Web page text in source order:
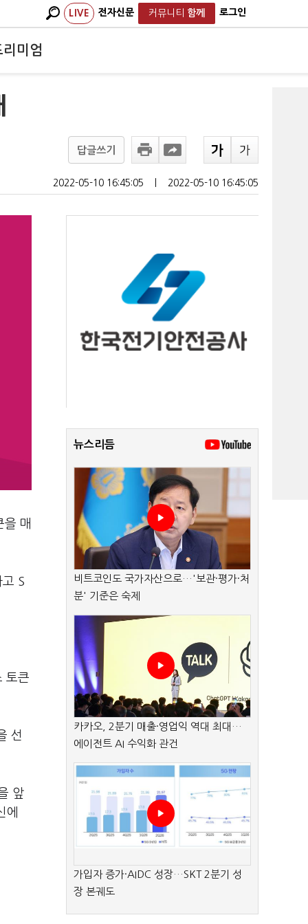
LIVE 전자신문 커뮤니티 함께 로그인
리미엄
답글쓰기
2022-05-10 16:45:05 2022-05-10 16:45:05
을 매
S
토큰
선
앞
에
뉴스리듬
비트코인도 국가자산으로…'보관·평가·처
분' 기준은 숙제
카카오, 2분기 매출·영업익 역대 최대…
에이전트 AI 수익화 관건
가입자 증가·AIDC 성장…SKT 2분기 성
장 본궤도